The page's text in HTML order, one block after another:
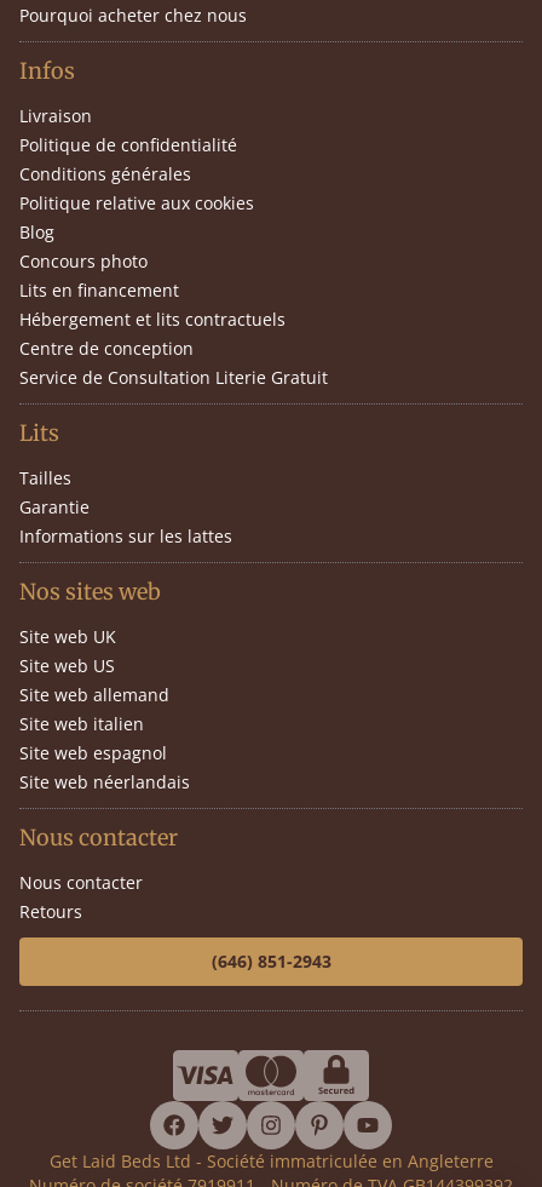
Pourquoi acheter chez nous
Infos
Livraison
Politique de confidentialité
Conditions générales
Politique relative aux cookies
Blog
Concours photo
Lits en financement
Hébergement et lits contractuels
Centre de conception
Service de Consultation Literie Gratuit
Lits
Tailles
Garantie
Informations sur les lattes
Nos sites web
Site web UK
Site web US
Site web allemand
Site web italien
Site web espagnol
Site web néerlandais
Nous contacter
Nous contacter
Retours
(646) 851-2943
facebook
twitterinstagram
pinterestyoutube
Get Laid Beds Ltd - Société immatriculée en Angleterre